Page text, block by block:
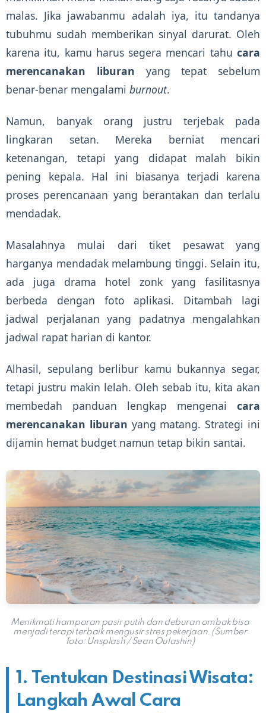
malas. Jika jawabanmu adalah iya, itu tandanya
tubuhmu sudah memberikan sinyal darurat. Oleh
karena itu, kamu harus segera mencari tahu cara
merencanakan liburan yang tepat sebelum
benar-benar mengalami burnout.
Namun, banyak orang justru terjebak pada
lingkaran setan. Mereka berniat mencari
ketenangan, tetapi yang didapat malah bikin
pening kepala. Hal ini biasanya terjadi karena
proses perencanaan yang berantakan dan terlalu
mendadak.
Masalahnya mulai dari tiket pesawat yang
harganya mendadak melambung tinggi. Selain itu,
ada juga drama hotel zonk yang fasilitasnya
berbeda dengan foto aplikasi. Ditambah lagi
jadwal perjalanan yang padatnya mengalahkan
jadwal rapat harian di kantor.
Alhasil, sepulang berlibur kamu bukannya segar,
tetapi justru makin lelah. Oleh sebab itu, kita akan
membedah panduan lengkap mengenai cara
merencanakan liburan yang matang. Strategi ini
dijamin hemat budget namun tetap bikin santai.
Menikmati hamparan pasir putih dan deburan ombak bisa
menjadi terapi terbaik mengusir stres pekerjaan. (Sumber
foto: Unsplash / Sean Oulashin)
1. Tentukan Destinasi Wisata:
Langkah Awal Cara